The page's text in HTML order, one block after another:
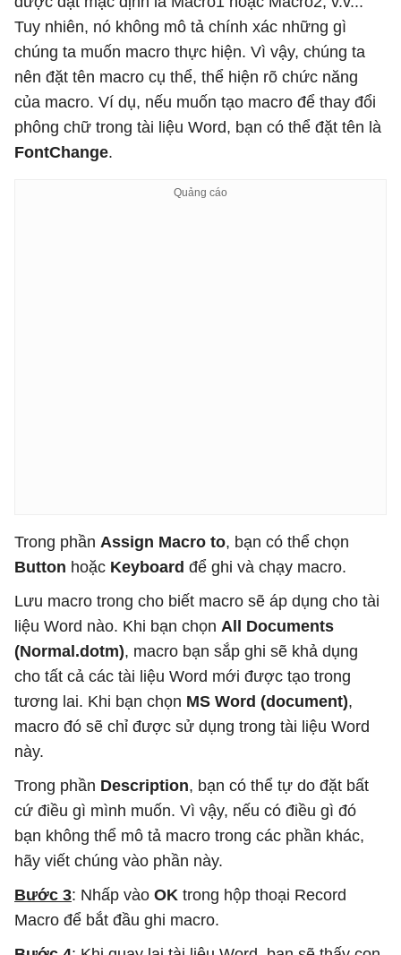
Tuy nhiên, nó không mô tả chính xác những gì
chúng ta muốn macro thực hiện. Vì vậy, chúng ta
nên đặt tên macro cụ thể, thể hiện rõ chức năng
của macro. Ví dụ, nếu muốn tạo macro để thay đổi
phông chữ trong tài liệu Word, bạn có thể đặt tên là
FontChange.
Trong phần Assign Macro to, bạn có thể chọn
Button hoặc Keyboard để ghi và chạy macro.
Lưu macro trong cho biết macro sẽ áp dụng cho tài
liệu Word nào. Khi bạn chọn All Documents
(Normal.dotm), macro bạn sắp ghi sẽ khả dụng
cho tất cả các tài liệu Word mới được tạo trong
tương lai. Khi bạn chọn MS Word (document),
macro đó sẽ chỉ được sử dụng trong tài liệu Word
này.
Trong phần Description, bạn có thể tự do đặt bất
cứ điều gì mình muốn. Vì vậy, nếu có điều gì đó
bạn không thể mô tả macro trong các phần khác,
hãy viết chúng vào phần này.
Bước 3: Nhấp vào OK trong hộp thoại Record
Macro để bắt đầu ghi macro.